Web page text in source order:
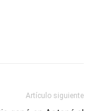
Artículo siguiente